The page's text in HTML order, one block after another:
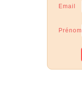
Email
Prénom